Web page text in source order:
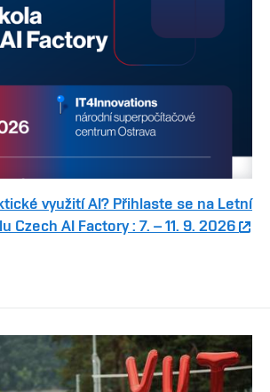
využití AI? Přihlaste se na Letní
Czech AI Factory : 7. – 11. 9. 2026